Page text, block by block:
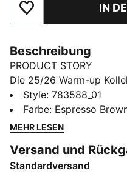
Zu Favoriten IN
Beschreibung
PRODUCT STORY
Die 25/26 Warm-up
legendären Style des
Design. Mit dieser
Farben des Vereins wie
Alltag zeigst. Mit Style
beim Training oder auf
Style: 783588_01
Farbe: Espresso
MEHR LESEN
Versand und
Standardversand